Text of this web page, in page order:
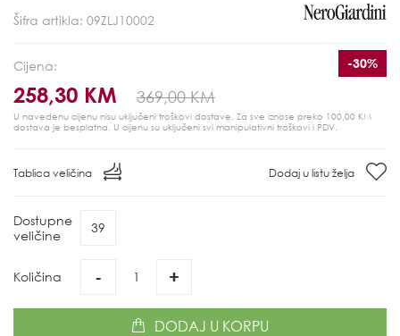
Šifra artikla: 09ZLJ10002
Cijena:
258,30 KM 369,00 KM
-30%
U navedenu cijenu nisu uključeni troškovi dostave. Za sve iznose preko 100,00 KM
dostava je besplatna. U cijenu su uključeni svi manipulativni troškovi i PDV.
Tablica veličina Dodaj u listu želja
Dostupne
veličine
39
Količina - +
DODAJ U KORPU